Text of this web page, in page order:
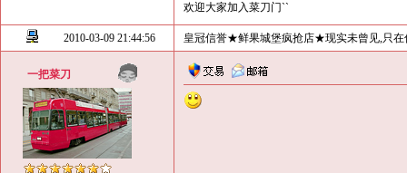
欢迎大家加入菜刀门``
2010-03-09 21:44:56 皇冠信誉★鲜果城堡疯抢店★现实未曾见,只在
一把菜刀